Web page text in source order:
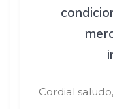
Cordial saludo,